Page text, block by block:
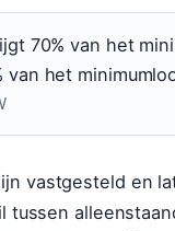
70% van het
het
vastgesteld en
tussen